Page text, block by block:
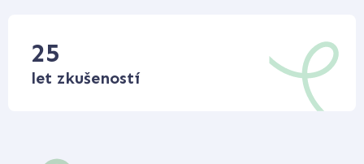
25
let zkušeností